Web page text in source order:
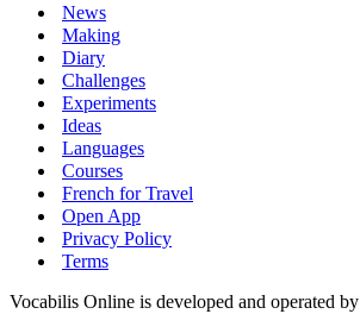
News
Making
Diary
Challenges
Experiments
Ideas
Languages
Courses
French for Travel
Open App
Privacy Policy
Terms
Vocabilis Online is developed and operated by